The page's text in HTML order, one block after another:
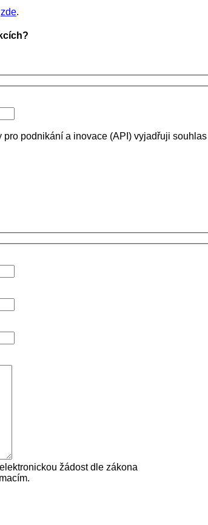
zde.
podnikání a inovace (API) vyjadřuji
žádost dle zákona